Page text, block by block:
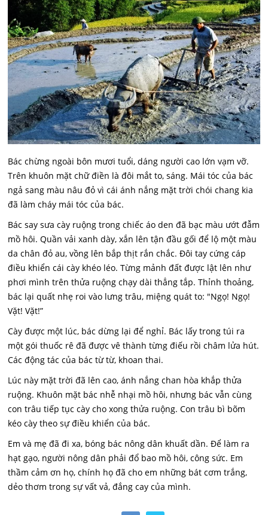
Bác chừng ngoài bôn mươi tuổi, dáng người cao lớn vạm vỡ.
Trên khuôn mặt chữ điền là đôi mắt to, sáng. Mái tóc của bác
ngả sang màu nâu đỏ vì cái ánh nắng mặt trời chói chang kia
đã làm cháy mái tóc của bác.
Bác say sưa cày ruộng trong chiếc áo den đã bạc màu ướt đẫm
mồ hôi. Quần vải xanh dày, xắn lên tận đầu gối để lộ một màu
da chân đỏ au, vồng lên bắp thịt rắn chắc. Đôi tay cứng cáp
điều khiển cái cày khéo léo. Từng mảnh đất được lật lên như
phơi mình trên thửa ruộng chạy dài thẳng tắp. Thỉnh thoảng,
bác lại quất nhẹ roi vào lưng trâu, miệng quát to: "Ngọ! Ngọ!
Vặt! Vặt!”
Cày được một lúc, bác dừng lại để nghỉ. Bác lấy trong túi ra
một gói thuốc rê đã được vê thành từng điếu rồi châm lửa hút.
Các động tác của bác từ từ, khoan thai.
Lúc này mặt trời đã lên cao, ánh nắng chan hòa khắp thửa
ruộng. Khuôn mặt bác nhễ nhại mồ hôi, nhưng bác vẫn cùng
con trâu tiếp tục cày cho xong thửa ruộng. Con trâu bì bõm
kéo cày theo sự điều khiển của bác.
Em và mẹ đã đi xa, bóng bác nông dân khuất dần. Để làm ra
hạt gạo, người nông dân phải đổ bao mồ hôi, công sức. Em
thầm cảm ơn họ, chính họ đã cho em những bát cơm trắng,
dẻo thơm trong sự vất vả, đắng cay của mình.